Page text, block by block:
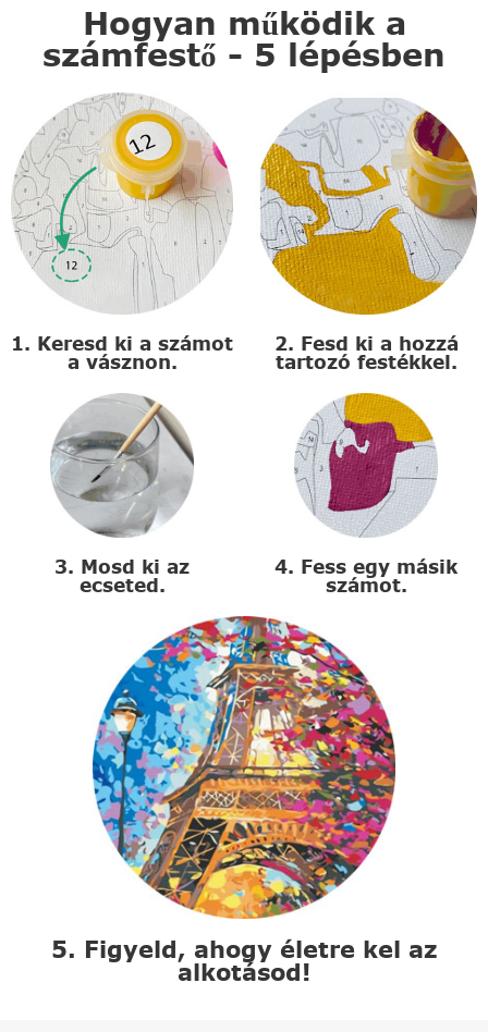
Hogyan működik a
számfestő - 5 lépésben
1. Keresd ki a számot
a vásznon.
2. Fesd ki a hozzá
tartozó festékkel.
3. Mosd ki az
ecseted.
4. Fess egy másik
számot.
5. Figyeld, ahogy életre kel az
alkotásod!